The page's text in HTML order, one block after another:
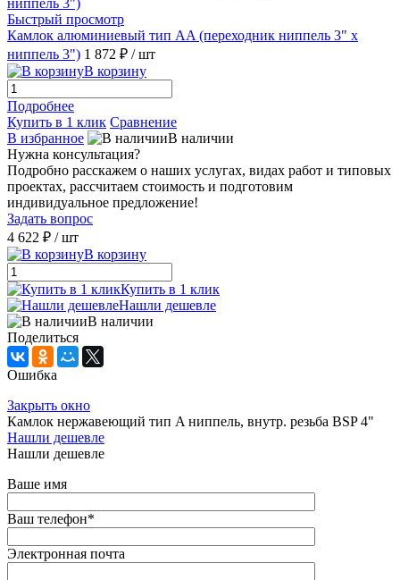
Быстрый просмотр
Камлок алюминиевый тип AA (переходник ниппель 3" х
ниппель 3") 1 872 ₽ / шт
В корзину
Подробнее
Купить в 1 клик Сравнение
В избранное
В наличии
Нужна консультация?
Подробно расскажем о наших услугах, видах работ и типовых
проектах, рассчитаем стоимость и подготовим
индивидуальное предложение!
Задать вопрос
4 622 ₽ / шт
В корзину
Купить в 1 клик
Нашли дешевле
В наличии
Поделиться
Ошибка
Закрыть окно
Камлок нержавеющий тип A ниппель, внутр. резьба BSP 4"
Нашли дешевле
Нашли дешевле
Ваше имя
Ваш телефон*
Электронная почта